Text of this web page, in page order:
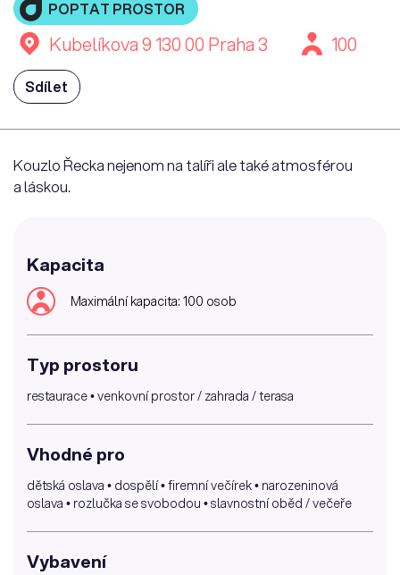
POPTAT PROSTOR
Kubelíkova 9 130 00 Praha 3 100
Sdílet
Kouzlo Řecka nejenom na talíři ale také atmosférou
a láskou.
Kapacita
Maximální kapacita: 100 osob
Typ prostoru
restaurace • venkovní prostor / zahrada / terasa
Vhodné pro
dětská oslava • dospělí • firemní večírek • narozeninová
oslava • rozlučka se svobodou • slavnostní oběd / večeře
Vybavení